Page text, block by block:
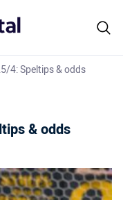
4: Speltips & odds
& odds